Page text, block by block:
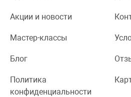
Акции и новости
Мастер-классы
Блог
Политика
конфиденциальности